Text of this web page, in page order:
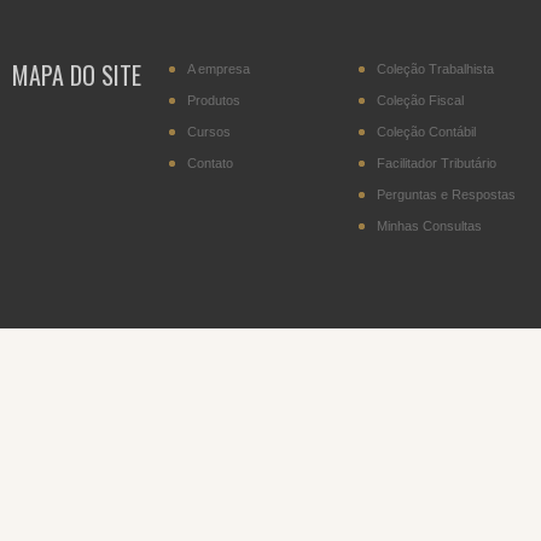
MAPA DO SITE A empresa
Produtos
Cursos
Contato
Coleção Trabalhista
Coleção Fiscal
Coleção Contábil
Facilitador Tributário
Perguntas e Respostas
Minhas Consultas